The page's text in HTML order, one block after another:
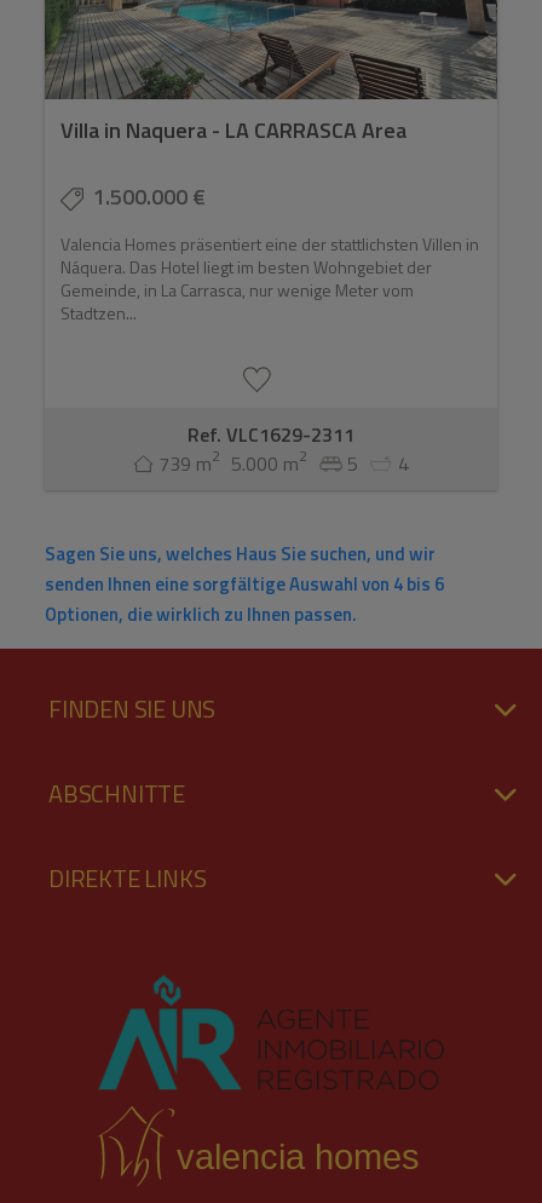
Villa in Naquera - LA CARRASCA Area
1.500.000 €
Valencia Homes präsentiert eine der stattlichsten Villen in
Náquera. Das Hotel liegt im besten Wohngebiet der
Gemeinde, in La Carrasca, nur wenige Meter vom
Stadtzen...
Ref. VLC1629-2311
739 m2 5.000 m2 5 4
Sagen Sie uns, welches Haus Sie suchen, und wir
senden Ihnen eine sorgfältige Auswahl von 4 bis 6
Optionen, die wirklich zu Ihnen passen.
FINDEN SIE UNS
ABSCHNITTE
DIREKTE LINKS